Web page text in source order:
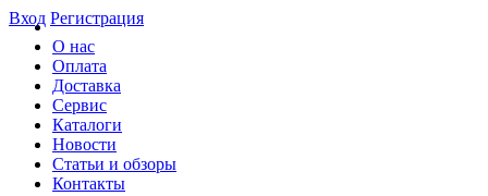
О нас
Оплата
Доставка
Сервис
Каталоги
Новости
Статьи и обзоры
Контакты
Вход Регистрация